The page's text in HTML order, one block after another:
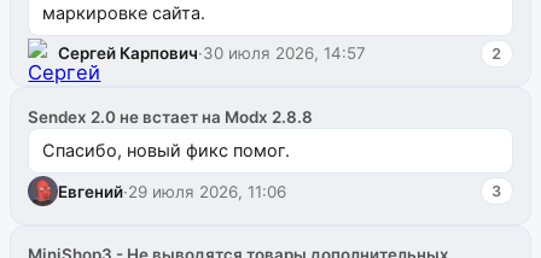
маркировке сайта.
Сергей Карпович·30 июля 2026, 14:57 2
Sendex 2.0 не встает на Modx 2.8.8
Спасибо, новый фикс помог.
Евгений·29 июля 2026, 11:06 3